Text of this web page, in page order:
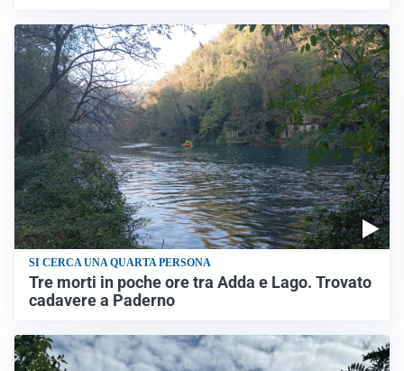
SI CERCA UNA QUARTA PERSONA
Tre morti in poche ore tra Adda e Lago. Trovato
cadavere a Paderno